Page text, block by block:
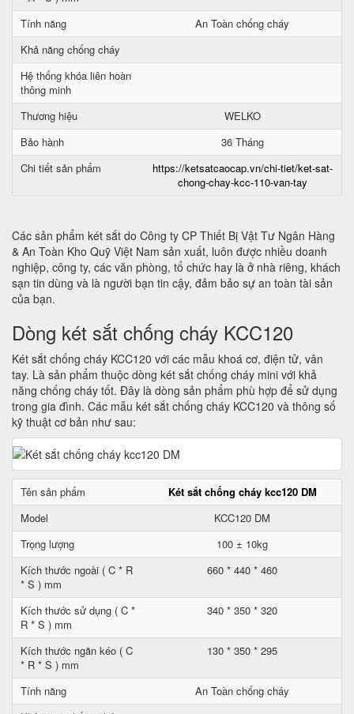
Tính năng
An Toàn chống cháy
Khả năng chống cháy
Hệ thống khóa liên hoàn
thông minh
Thương hiệu
WELKO
Bảo hành
36 Tháng
Chi tiết sản phẩm
https://ketsatcaocap.vn/chi-tiet/ket-sat-
chong-chay-kcc-110-van-tay
Các sản phẩm két sắt do Công ty CP Thiết Bị Vật Tư Ngân Hàng
& An Toàn Kho Quỹ Việt Nam sản xuất, luôn được nhiều doanh
nghiệp, công ty, các văn phòng, tổ chức hay là ở nhà riêng, khách
sạn tin dùng và là người bạn tin cậy, đảm bảo sự an toàn tài sản
của bạn.
Dòng két sắt chống cháy KCC120
Két sắt chống cháy KCC120 với các mẫu khoá cơ, điện tử, vân
tay. Là sản phẩm thuộc dòng két sắt chống cháy mini với khả
năng chống cháy tốt. Đây là dòng sản phẩm phù hợp để sử dụng
trong gia đình. Các mẫu két sắt chống cháy KCC120 và thông số
kỹ thuật cơ bản như sau:
Tên sản phẩm
Két sắt chống cháy kcc120 DM
Model
KCC120 DM
Trọng lượng
100 ± 10kg
Kích thước ngoài ( C * R
* S ) mm
660 * 440 * 460
Kích thước sử dụng ( C *
R * S ) mm
340 * 350 * 320
Kích thước ngăn kéo ( C
* R * S ) mm
130 * 350 * 295
Tính năng
An Toàn chống cháy